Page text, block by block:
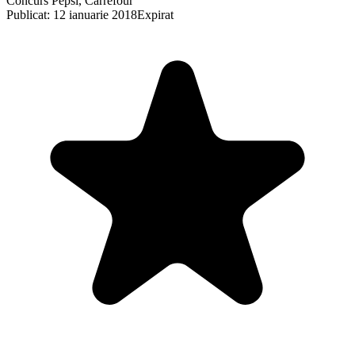
Publicat: 12 ianuarie 2018Expirat